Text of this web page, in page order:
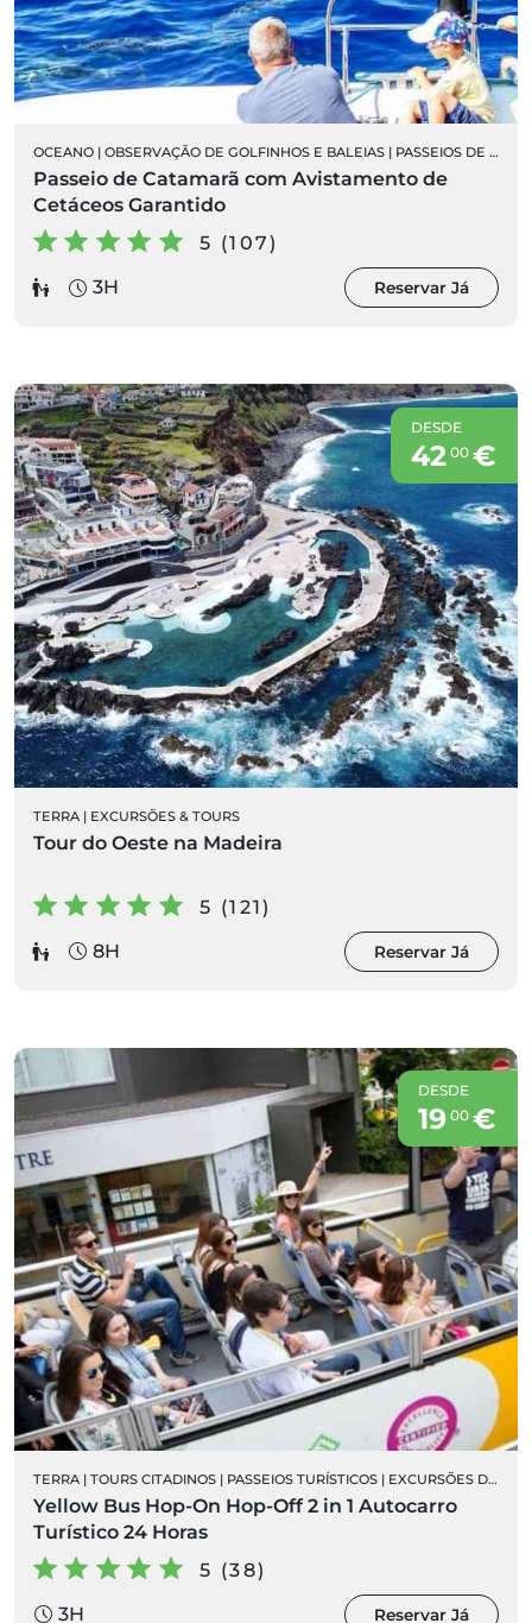
OCEANO | OBSERVAÇÃO DE GOLFINHOS E BALEIAS | PASSEIOS DE BARCO
Passeio de Catamarã com Avistamento de
Cetáceos Garantido
5 (107)
3H
Reservar Já
DESDE
42 00€
TERRA | EXCURSÕES & TOURS
Tour do Oeste na Madeira
5 (121)
8H
Reservar Já
DESDE
19 00€
TERRA | TOURS CITADINOS | PASSEIOS TURÍSTICOS | EXCURSÕES DE AUTOCARRO
Yellow Bus Hop-On Hop-Off 2 in 1 Autocarro
Turístico 24 Horas
5 (38)
3H
Reservar Já